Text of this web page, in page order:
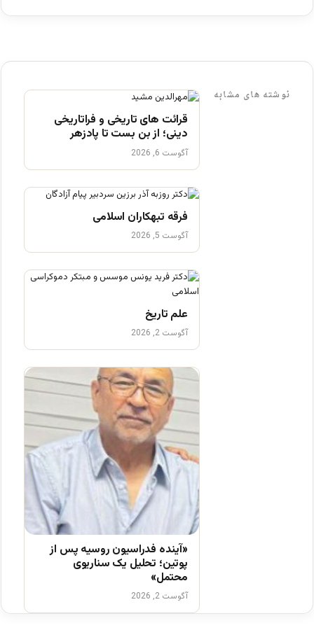
نوشته های مشابه
قرائت های تاریخی و فراتاریخی
دینی؛ از بن بست تا پادزهر
آگوست 6, 2026
فرقه تبهکاران اسلامی
آگوست 5, 2026
علم تاریخ
آگوست 2, 2026
«آینده فدراسیون روسیه پس از
پوتین؛ تحلیل یک سناریوی
محتمل»
آگوست 2, 2026